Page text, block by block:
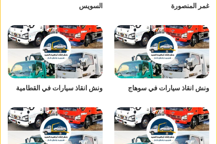
غمر المنصورة
السويس
ونش انقاذ سيارات في سوهاج ونش انقاذ سيارات في القطامية